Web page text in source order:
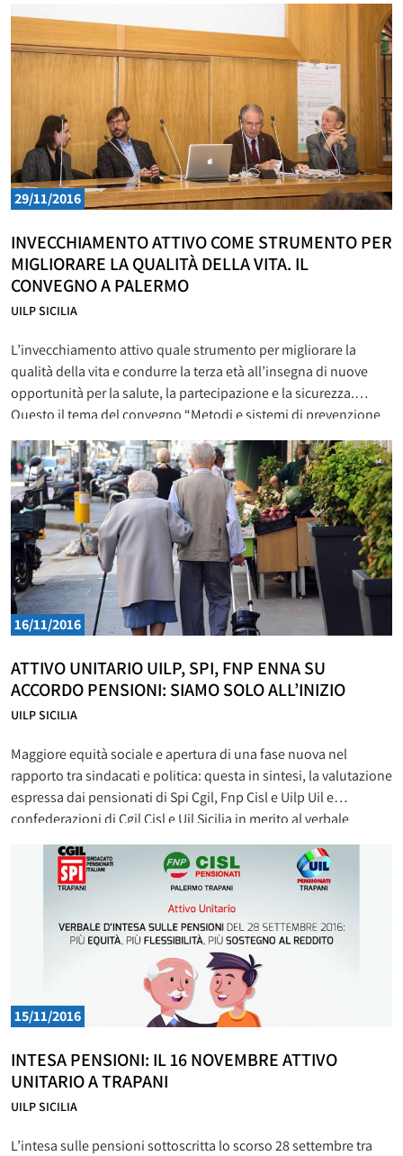
del confronto e della solidarietà intergenerazionale.
29/11/2016
INVECCHIAMENTO ATTIVO COME STRUMENTO PER
MIGLIORARE LA QUALITÀ DELLA VITA. IL
CONVEGNO A PALERMO
UILP SICILIA
L’invecchiamento attivo quale strumento per migliorare la
qualità della vita e condurre la terza età all’insegna di nuove
opportunità per la salute, la partecipazione e la sicurezza.
Questo il tema del convegno “Metodi e sistemi di prevenzione
per l’invecchiamento attivo: diagnosi precoce
nell’invecchiamento cerebrale e nuovi metodi d’intervento”
svoltosi oggi martedì 29 novembre presso l’Orto
16/11/2016
ATTIVO UNITARIO UILP, SPI, FNP ENNA SU
ACCORDO PENSIONI: SIAMO SOLO ALL’INIZIO
UILP SICILIA
Maggiore equità sociale e apertura di una fase nuova nel
rapporto tra sindacati e politica: questa in sintesi, la valutazione
espressa dai pensionati di Spi Cgil, Fnp Cisl e Uilp Uil e
confederazioni di Cgil Cisl e Uil Sicilia in merito al verbale
d’intesa siglato con il governo Renzi , nell’ambito dell’attivo
unitario svoltosi ad
15/11/2016
INTESA PENSIONI: IL 16 NOVEMBRE ATTIVO
UNITARIO A TRAPANI
UILP SICILIA
L’intesa sulle pensioni sottoscritta lo scorso 28 settembre tra